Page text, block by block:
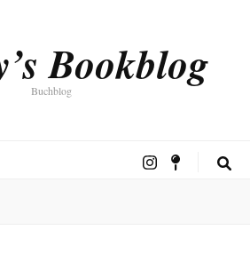
Bookblog
Buchblog